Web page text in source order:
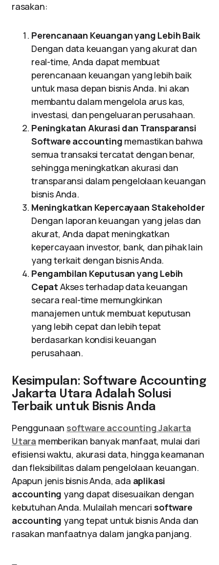
rasakan:
Perencanaan Keuangan yang Lebih Baik
Dengan data keuangan yang akurat dan
real-time, Anda dapat membuat
perencanaan keuangan yang lebih baik
untuk masa depan bisnis Anda. Ini akan
membantu dalam mengelola arus kas,
investasi, dan pengeluaran perusahaan.
Peningkatan Akurasi dan Transparansi
Software accounting memastikan bahwa
semua transaksi tercatat dengan benar,
sehingga meningkatkan akurasi dan
transparansi dalam pengelolaan keuangan
bisnis Anda.
Meningkatkan Kepercayaan Stakeholder
Dengan laporan keuangan yang jelas dan
akurat, Anda dapat meningkatkan
kepercayaan investor, bank, dan pihak lain
yang terkait dengan bisnis Anda.
Pengambilan Keputusan yang Lebih
Cepat Akses terhadap data keuangan
secara real-time memungkinkan
manajemen untuk membuat keputusan
yang lebih cepat dan lebih tepat
berdasarkan kondisi keuangan
perusahaan.
Kesimpulan: Software Accounting
Jakarta Utara Adalah Solusi
Terbaik untuk Bisnis Anda
Penggunaan software accounting Jakarta
Utara memberikan banyak manfaat, mulai dari
efisiensi waktu, akurasi data, hingga keamanan
dan fleksibilitas dalam pengelolaan keuangan.
Apapun jenis bisnis Anda, ada aplikasi
accounting yang dapat disesuaikan dengan
kebutuhan Anda. Mulailah mencari software
accounting yang tepat untuk bisnis Anda dan
rasakan manfaatnya dalam jangka panjang.